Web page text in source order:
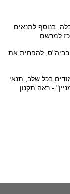
בנוסף לתנאים
למרשם
בביה"ס, להפחית את
בכל שלב, תנאי
- ראה תקנון